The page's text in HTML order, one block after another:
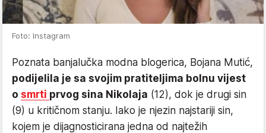
Foto: Instagram
Poznata banjalučka modna blogerica, Bojana Mutić,
podijelila je sa svojim pratiteljima bolnu vijest
o smrti prvog sina Nikolaja (12), dok je drugi sin
(9) u kritičnom stanju. Iako je njezin najstariji sin,
kojem je dijagnosticirana jedna od najtežih